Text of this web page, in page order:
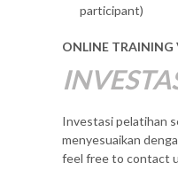
participant)
ONLINE
Investasi pelatihan
menyesuaikan
feel free to contact